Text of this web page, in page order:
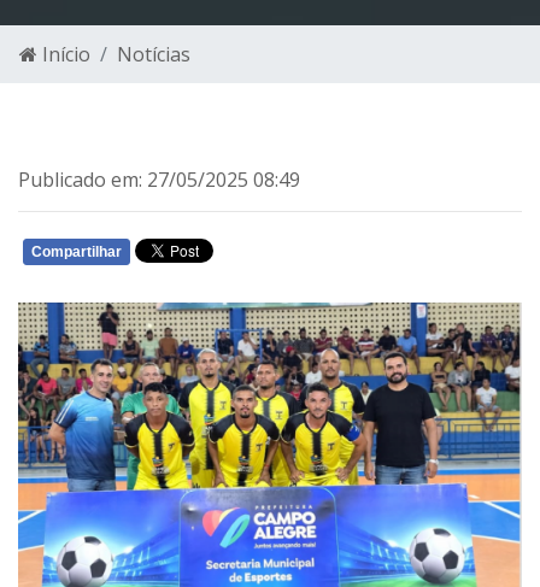
Início Notícias
Publicado em: 27/05/2025 08:49
Compartilhar